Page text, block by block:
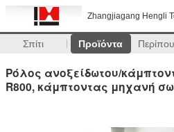
Zhangjiagang Hengli
Σπίτι Προϊόντα Περίπου
Ρόλος ανοξείδωτου/
R800, κάμπτοντας μηχανή